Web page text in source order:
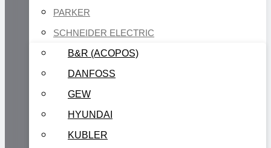
PARKER
SCHNEIDER ELECTRIC
B&R (ACOPOS)
DANFOSS
GEW
HYUNDAI
KUBLER